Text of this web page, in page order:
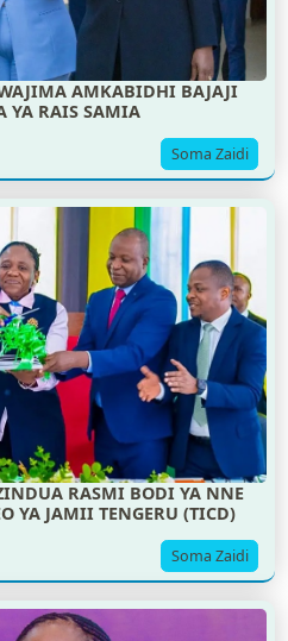
AMKABIDHI BAJAJI
YA RAIS SAMIA
Soma Zaidi
RASMI BODI YA NNE
YA JAMII TENGERU (TICD)
Soma Zaidi